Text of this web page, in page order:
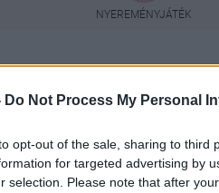
Do Not Process My Personal
opt-out of the sale, sharing to third
for targeted advertising by
selection. Please note that after
NYEREMÉNYJÁTÉK